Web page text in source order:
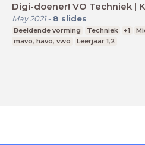
Digi-doener! VO Techniek |
May 2021- 8 slides
Beeldende vorming Techniek +1
mavo, havo, vwo
Leerjaar 1,2